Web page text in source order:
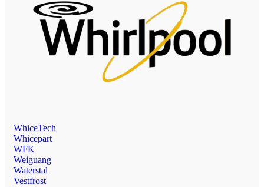
WhiceTech
Whicepart
WFK
Weiguang
Waterstal
Vestfrost